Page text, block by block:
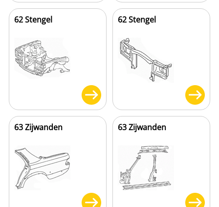
62 Stengel 62 Stengel
63 Zijwanden 63 Zijwanden